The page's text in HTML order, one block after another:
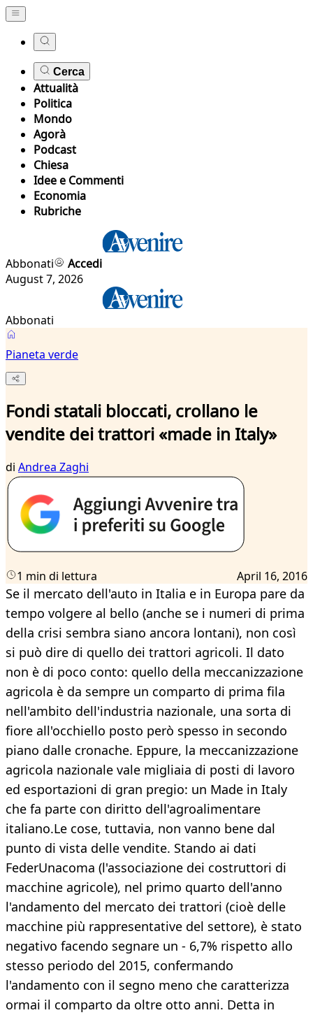
Cerca
Attualità
Politica
Mondo
Agorà
Podcast
Chiesa
Idee e Commenti
Economia
Rubriche
Abbonati
Accedi
August 7, 2026
Abbonati
Pianeta verde
Fondi statali bloccati, crollano le
vendite dei trattori «made in Italy»
di Andrea Zaghi
1 min di lettura April 16, 2016
Se il mercato dell'auto in Italia e in Europa pare da
tempo volgere al bello (anche se i numeri di prima
della crisi sembra siano ancora lontani), non così
si può dire di quello dei trattori agricoli. Il dato
non è di poco conto: quello della meccanizzazione
agricola è da sempre un comparto di prima fila
nell'ambito dell'industria nazionale, una sorta di
fiore all'occhiello posto però spesso in secondo
piano dalle cronache. Eppure, la meccanizzazione
agricola nazionale vale migliaia di posti di lavoro
ed esportazioni di gran pregio: un Made in Italy
che fa parte con diritto dell'agroalimentare
italiano.Le cose, tuttavia, non vanno bene dal
punto di vista delle vendite. Stando ai dati
FederUnacoma (l'associazione dei costruttori di
macchine agricole), nel primo quarto dell'anno
l'andamento del mercato dei trattori (cioè delle
macchine più rappresentative del settore), è stato
negativo facendo segnare un - 6,7% rispetto allo
stesso periodo del 2015, confermando
l'andamento con il segno meno che caratterizza
ormai il comparto da oltre otto anni. Detta in